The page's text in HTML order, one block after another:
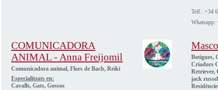
Telf.: +34
Whatsapp:
COMUNICADORA
ANIMAL - Anna Freijomil
Comunicadora animal, Flors de Bach, Reiki
Especialitzats en:
Cavalls, Gats, Gossos
Botigues,
Criadors
Retriever,
jack